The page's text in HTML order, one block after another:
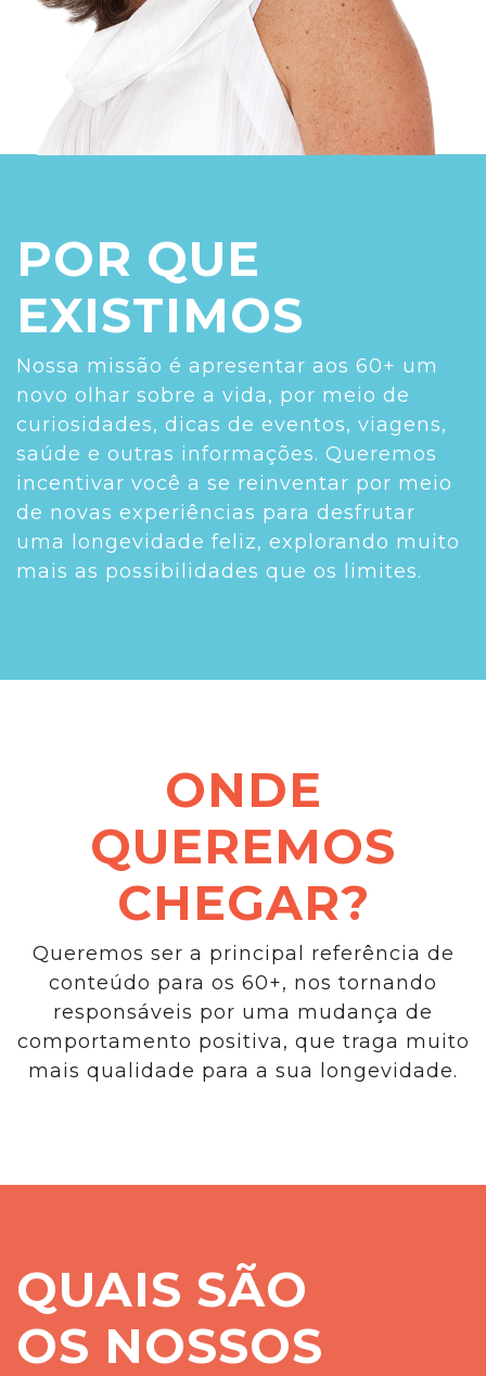
POR QUE
EXISTIMOS
Nossa missão é apresentar aos 60+ um
novo olhar sobre a vida, por meio de
curiosidades, dicas de eventos, viagens,
saúde e outras informações. Queremos
incentivar você a se reinventar por meio
de novas experiências para desfrutar
uma longevidade feliz, explorando muito
mais as possibilidades que os limites.
ONDE
QUEREMOS
CHEGAR?
Queremos ser a principal referência de
conteúdo para os 60+, nos tornando
responsáveis por uma mudança de
comportamento positiva, que traga muito
mais qualidade para a sua longevidade.
QUAIS SÃO
OS NOSSOS